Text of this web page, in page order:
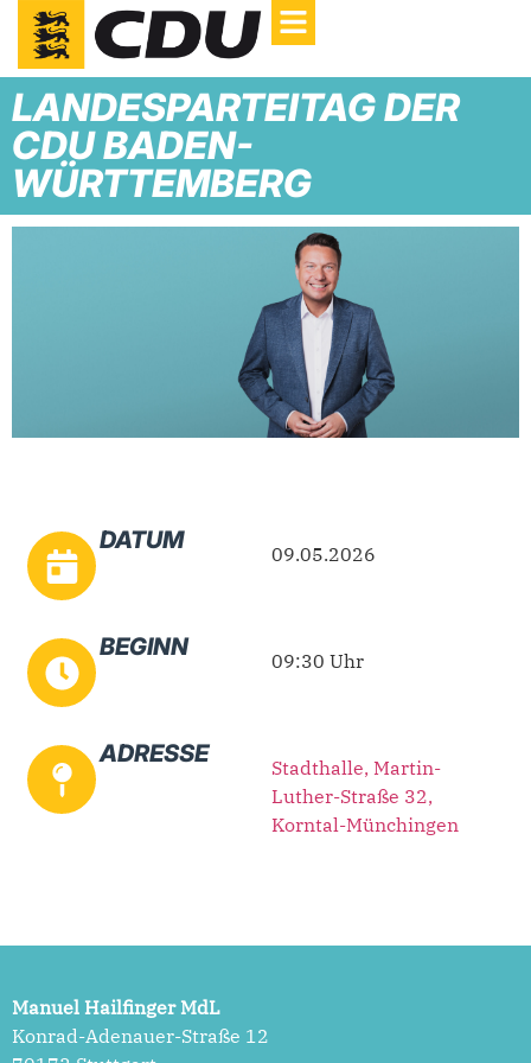
LANDESPARTEITAG DER
CDU BADEN-
WÜRTTEMBERG
DATUM 09.05.2026
BEGINN 09:30 Uhr
ADRESSE
Stadthalle, Martin-
Luther-Straße 32,
Korntal-Münchingen
Manuel Hailfinger MdL
Konrad-Adenauer-Straße 12